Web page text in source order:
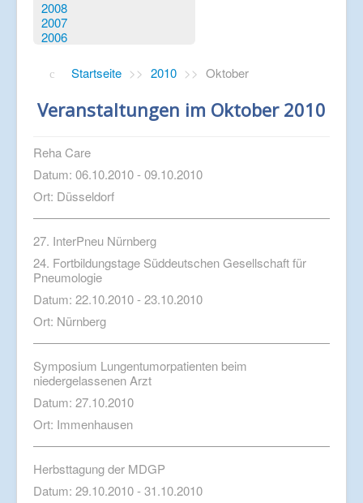
2008
2007
2006
Startseite >> 2010 >> Oktober
Veranstaltungen im Oktober 2010
Reha Care
Datum: 06.10.2010 - 09.10.2010
Ort: Düsseldorf
27. InterPneu Nürnberg
24. Fortbildungstage Süddeutschen Gesellschaft für
Pneumologie
Datum: 22.10.2010 - 23.10.2010
Ort: Nürnberg
Symposium Lungentumorpatienten beim
niedergelassenen Arzt
Datum: 27.10.2010
Ort: Immenhausen
Herbsttagung der MDGP
Datum: 29.10.2010 - 31.10.2010